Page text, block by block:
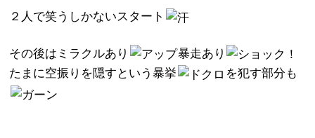
２人で笑うしかないスタート
その後はミラクルあり
暴走あり
たまに空振りを隠すという暴挙
を犯す部分も